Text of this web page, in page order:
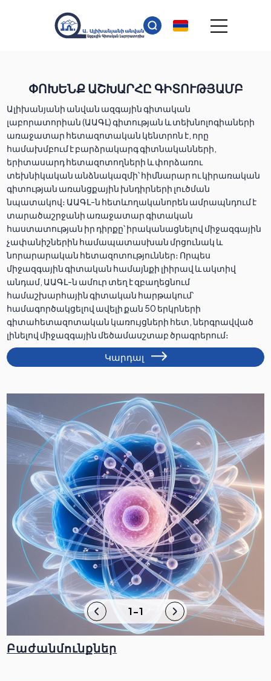
ՓՈԽԵՆՔ ԱՇԽԱՐՀԸ ԳԻՏՈՒԹՅԱՄԲ
Ալիխանյանի անվան ազգային գիտական
լաբորատորիան (ԱԱԳԼ) գիտության և տեխնոլոգիաների
առաջատար հետազոտական կենտրոն է, որը
համախմբում է բարձրակարգ գիտնականների,
երիտասարդ հետազոտողների և փորձառու
տեխնիկական անձնակազմի՝ հիմնարար ու կիրառական
գիտության առանցքային խնդիրների լուծման
նպատակով։ ԱԱԳԼ-ն հետևողականորեն ամրապնդում է
տարածաշրջանի առաջատար գիտական
հաստատության իր դիրքը՝ իրականացնելով միջազգային
չափանիշներին համապատասխան մրցունակ և
նորարարական հետազոտություններ։ Որպես
միջազգային գիտական համայնքի լիիրավ և ակտիվ
անդամ, ԱԱԳԼ-ն ամուր տեղ է զբաղեցնում
համաշխարհային գիտական հարթակում՝
համագործակցելով ավելի քան 50 երկրների
գիտահետազոտական կառույցների հետ, ներգրավված
լինելով միջազգային մեծամասշտաբ ծրագրերում։
Կարդալ
1-1
Բաժանմունքներ